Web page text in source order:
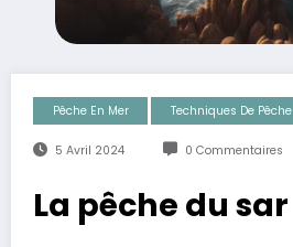
Pêche En Mer Techniques De Pêche
5 Avril 2024 0 Commentaires
La pêche du sar